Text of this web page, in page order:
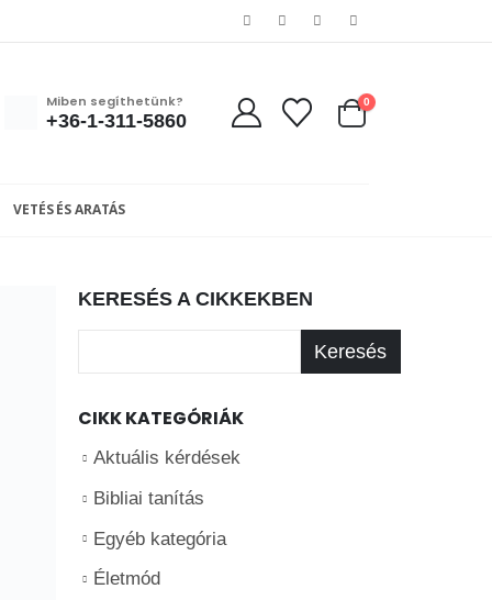
Miben segíthetünk?
+36-1-311-5860
0
VETÉS ÉS ARATÁS
KERESÉS A CIKKEKBEN
Keresés
CIKK KATEGÓRIÁK
Aktuális kérdések
Bibliai tanítás
Egyéb kategória
Életmód